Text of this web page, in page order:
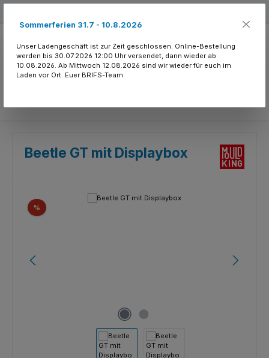
Beetle GT mit Displaybox
Bildergalerie überspringen
% Rabatt
Sommerferien 31.7 - 10.8.2026
Unser Ladengeschäft ist zur Zeit geschlossen. Online-Bestellung
werden bis 30.07.2026 12:00 Uhr versendet, dann wieder ab
10.08.2026. Ab Mittwoch 12.08.2026 sind wir wieder für euch im
Laden vor Ort. Euer BRIFS-Team